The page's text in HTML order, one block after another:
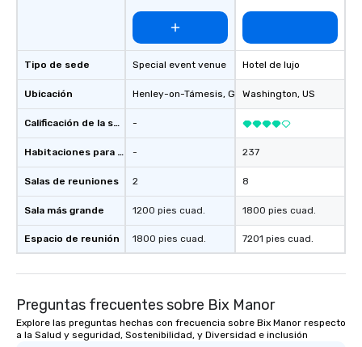
Tipo de sede
Ubicación
Calificación de la sede
Habitaciones para huéspedes
Salas de reuniones
Sala más grande
Espacio de reunión
Special event venue
Henley-on-Támesis, GB1
-
-
2
1200 pies cuad.
1800 pies cuad.
Hotel de lujo
Washington, US
237
8
1800 pies cuad.
7201 pies cuad.
Preguntas frecuentes sobre Bix Manor
Explore las preguntas hechas con frecuencia sobre Bix Manor respecto
a la Salud y seguridad, Sostenibilidad, y Diversidad e inclusión